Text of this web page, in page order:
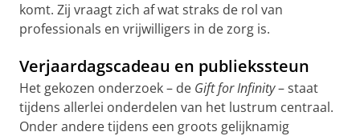
komt. Zij vraagt zich af wat straks de rol van
professionals en vrijwilligers in de zorg is.
Verjaardagscadeau en publiekssteun
Het gekozen onderzoek – de Gift for Infinity– staat
tijdens allerlei onderdelen van het lustrum centraal.
Onder andere tijdens een groots gelijknamig